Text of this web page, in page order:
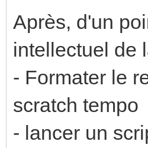
Après, d'un
intellectuel de
- Formater le
scratch tempo
- lancer un